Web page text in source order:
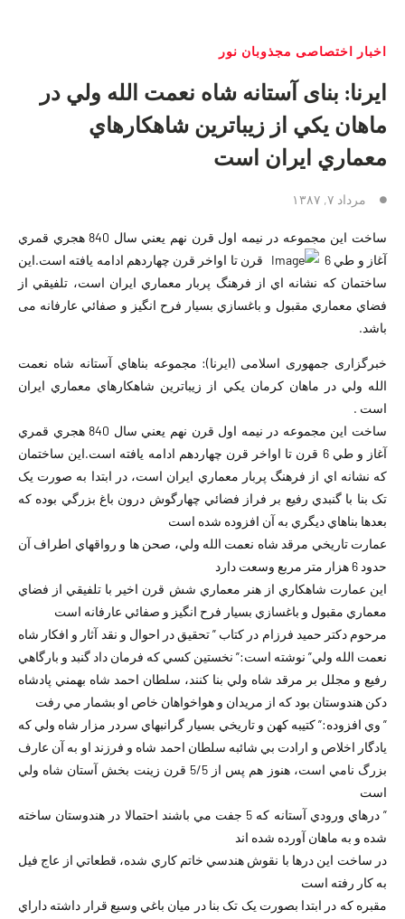
اخبار اختصاصی مجذوبان نور
ایرنا: بنای آستانه شاه نعمت الله ولي در
ماهان يکي از زيباترين شاهکارهاي
معماري ايران است
مرداد ۷, ۱۳۸۷
ساخت اين مجموعه در نيمه اول قرن نهم يعني سال 840 هجري قمري
آغاز و طي 6
قرن تا اواخر قرن چهاردهم ادامه يافته است.اين
ساختمان که نشانه اي از فرهنگ پربار معماري ايران است، تلفيقي از
فضاي معماري مقبول و باغسازي بسيار فرح انگيز و صفائي عارفانه می
باشد.
خبرگزاری جمهوری اسلامی (ایرنا): مجموعه بناهاي آستانه شاه نعمت
الله ولي در ماهان کرمان يکي از زيباترين شاهکارهاي معماري ايران
است .
ساخت اين مجموعه در نيمه اول قرن نهم يعني سال 840 هجري قمري
آغاز و طي 6 قرن تا اواخر قرن چهاردهم ادامه يافته است.اين ساختمان
که نشانه اي از فرهنگ پربار معماري ايران است، در ابتدا به صورت يک
تک بنا با گنبدي رفيع بر فراز فضائي چهارگوش درون باغ بزرگي بوده که
بعدها بناهاي ديگري به آن افزوده شده است
عمارت تاريخي مرقد شاه نعمت الله ولي، صحن ها و رواقهاي اطراف آن
حدود 6 هزار متر مربع وسعت دارد
اين عمارت شاهکاري از هنر معماري شش قرن اخير با تلفيقي از فضاي
معماري مقبول و باغسازي بسيار فرح انگيز و صفائي عارفانه است
مرحوم دکتر حميد فرزام در کتاب ” تحقيق در احوال و نقد آثار و افکار شاه
نعمت الله ولي” نوشته است:” نخستين کسي که فرمان داد گنبد و بارگاهي
رفيع و مجلل بر مرقد شاه ولي بنا کنند، سلطان احمد شاه بهمني پادشاه
دکن هندوستان بود که از مريدان و هواخواهان خاص او بشمار مي رفت
” وي افزوده:” کتيبه کهن و تاريخي بسيار گرانبهاي سردر مزار شاه ولي که
يادگار اخلاص و ارادت بي شائبه سلطان احمد شاه و فرزند او به آن عارف
بزرگ نامي است، هنوز هم پس از 5/5 قرن زينت بخش آستان شاه ولي
است
” درهاي ورودي آستانه که 5 جفت مي باشند احتمالا در هندوستان ساخته
شده و به ماهان آورده شده اند
در ساخت اين درها با نقوش هندسي خاتم کاري شده، قطعاتي از عاج فيل
به کار رفته است
مقبره که در ابتدا بصورت يک تک بنا در ميان باغي وسيع قرار داشته داراي